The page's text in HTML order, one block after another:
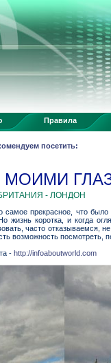
Правила
посетить:
МОИМИ
- ЛОНДОН
прекрасное, что было
жизнь коротка, и когда
часто отказываемся,
возможность посмотреть,
- http://infoaboutworld.com